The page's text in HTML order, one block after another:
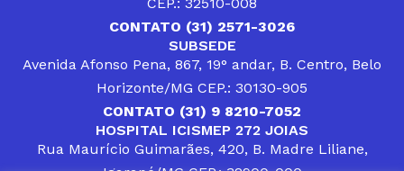
CONTATO (31) 2571-3026
SUBSEDE
Avenida Afonso Pena, 867, 19° andar, B. Centro, Belo
Horizonte/MG CEP.: 30130-905
CONTATO (31) 9 8210-7052
HOSPITAL ICISMEP 272 JOIAS
Rua Maurício Guimarães, 420, B. Madre Liliane,